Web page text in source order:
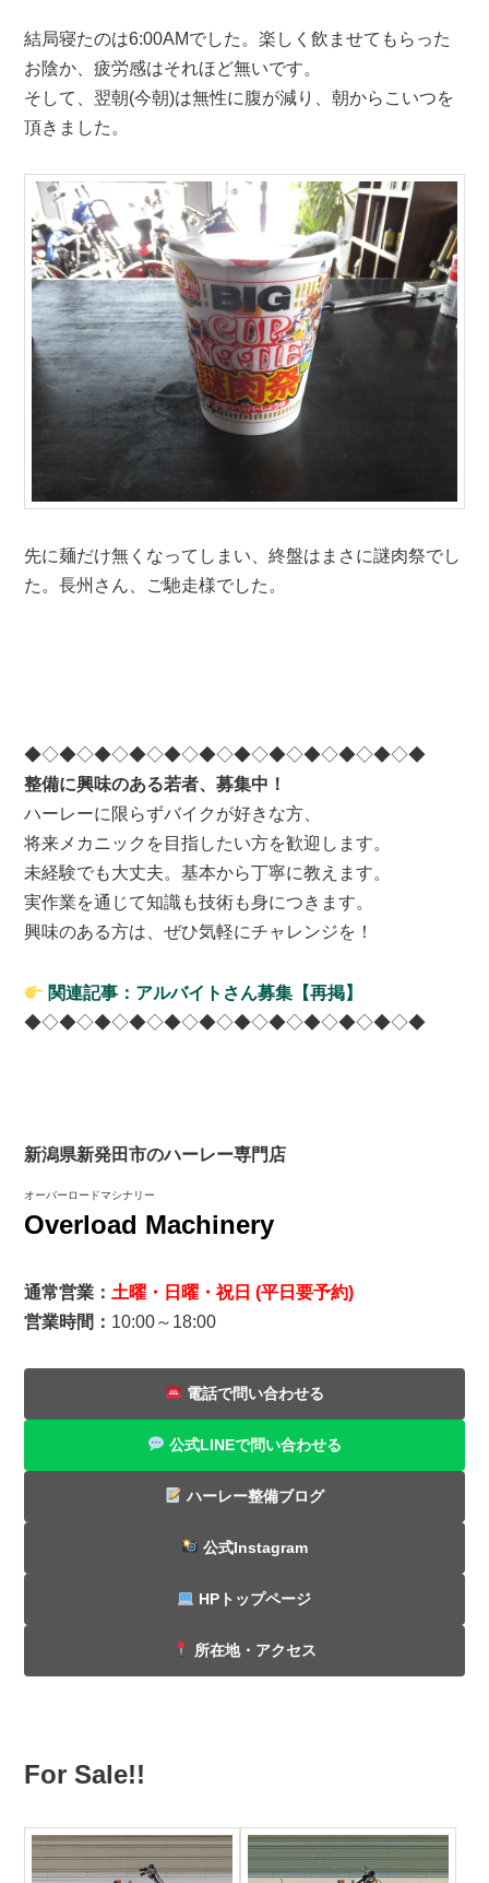
結局寝たのは6:00AMでした。楽しく飲ませてもらった
お陰か、疲労感はそれほど無いです。
そして、翌朝(今朝)は無性に腹が減り、朝からこいつを
頂きました。
先に麺だけ無くなってしまい、終盤はまさに謎肉祭でし
た。長州さん、ご馳走様でした。
◆◇◆◇◆◇◆◇◆◇◆◇◆◇◆◇◆◇◆◇◆◇◆
整備に興味のある若者、募集中！
ハーレーに限らずバイクが好きな方、
将来メカニックを目指したい方を歓迎します。
未経験でも大丈夫。基本から丁寧に教えます。
実作業を通じて知識も技術も身につきます。
興味のある方は、ぜひ気軽にチャレンジを！
関連記事：アルバイトさん募集【再掲】
◆◇◆◇◆◇◆◇◆◇◆◇◆◇◆◇◆◇◆◇◆◇◆
新潟県新発田市のハーレー専門店
オーバーロードマシナリー
Overload Machinery
通常営業： 土曜・日曜・祝日 (平日要予約)
営業時間： 10:00～18:00
電話で問い合わせる
公式LINEで問い合わせる
ハーレー整備ブログ
公式Instagram
HPトップページ
所在地・アクセス
For Sale!!